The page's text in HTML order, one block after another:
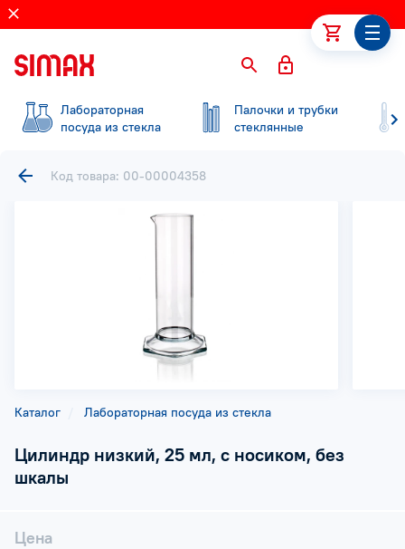
Лабораторная
посуда из стекла
Палочки и трубки
стеклянные
Каталог Лабораторная посуда из стекла
Цилиндр низкий, 25 мл, с носиком, без
шкалы
Цена
Код товара: 00-00004358